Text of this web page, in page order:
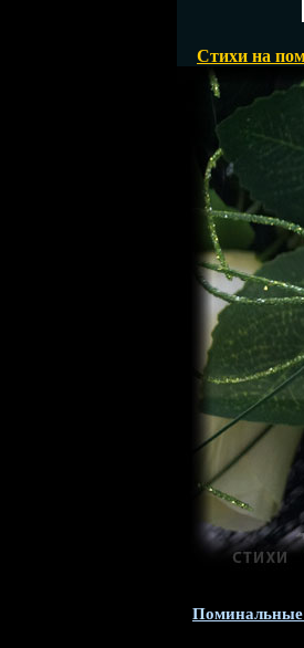
Стихи на
Поминальные